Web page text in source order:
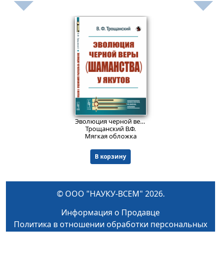
708₽
Эволюция черной веры (шаманства) у якутов.
Трощанский В.Ф.
Мягкая обложка
В корзину
© ООО "НАУКУ-ВСЕМ" 2026.
Информация о Продавце
Политика в отношении обработки персональных